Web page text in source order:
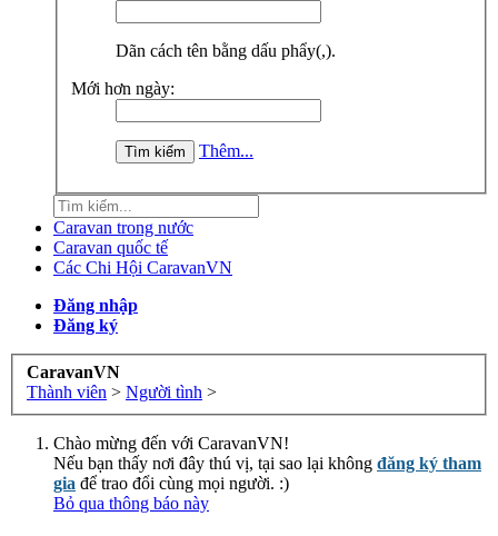
Dãn cách tên bằng dấu phẩy(,).
Mới hơn ngày:
Thêm...
Caravan trong nước
Caravan quốc tế
Các Chi Hội CaravanVN
Đăng nhập
Đăng ký
CaravanVN
Thành viên > Người tình >
Chào mừng đến với CaravanVN!
Nếu bạn thấy nơi đây thú vị, tại sao lại không đăng ký tham
gia để trao đổi cùng mọi người. :)
Bỏ qua thông báo này